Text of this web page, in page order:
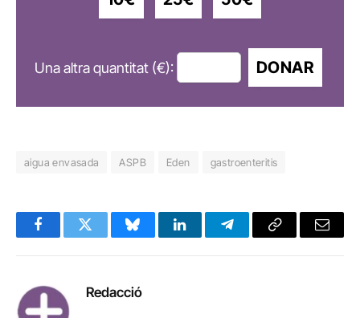
Una altra quantitat (€): DONAR
aigua envasada ASPB Eden gastroenteritis
FacebookTwitter BlueskyLinkedInTelegramCopy
Email
Redacció